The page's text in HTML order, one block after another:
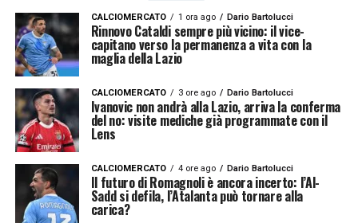
CALCIOMERCATO 1 ora ago Dario Bartolucci
Rinnovo Cataldi sempre più vicino: il vice-
capitano verso la permanenza a vita con la
maglia della Lazio
CALCIOMERCATO 3 ore ago Dario Bartolucci
Ivanovic non andrà alla Lazio, arriva la conferma
del no: visite mediche già programmate con il
Lens
CALCIOMERCATO 4 ore ago Dario Bartolucci
Il futuro di Romagnoli è ancora incerto: l’Al-
Sadd si defila, l’Atalanta può tornare alla
carica?